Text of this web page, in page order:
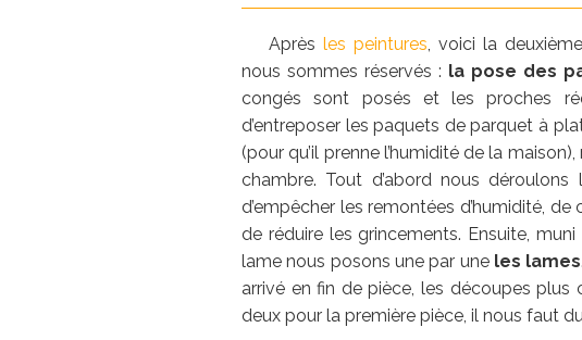
Après les peintures, voici la
nous sommes réservés : la pose des
congés sont posés et les proches
d’entreposer les paquets de parquet à
(pour qu’il prenne l’humidité de la
chambre. Tout d’abord nous déroulons
d’empêcher les remontées d’humidité,
de réduire les grincements. Ensuite, muni
lame nous posons une par une les lames
arrivé en fin de pièce, les découpes
deux pour la première pièce, il nous faut